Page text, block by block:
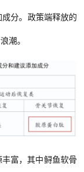
成分。政策端释放的
潮。
富，其中鲟鱼软骨